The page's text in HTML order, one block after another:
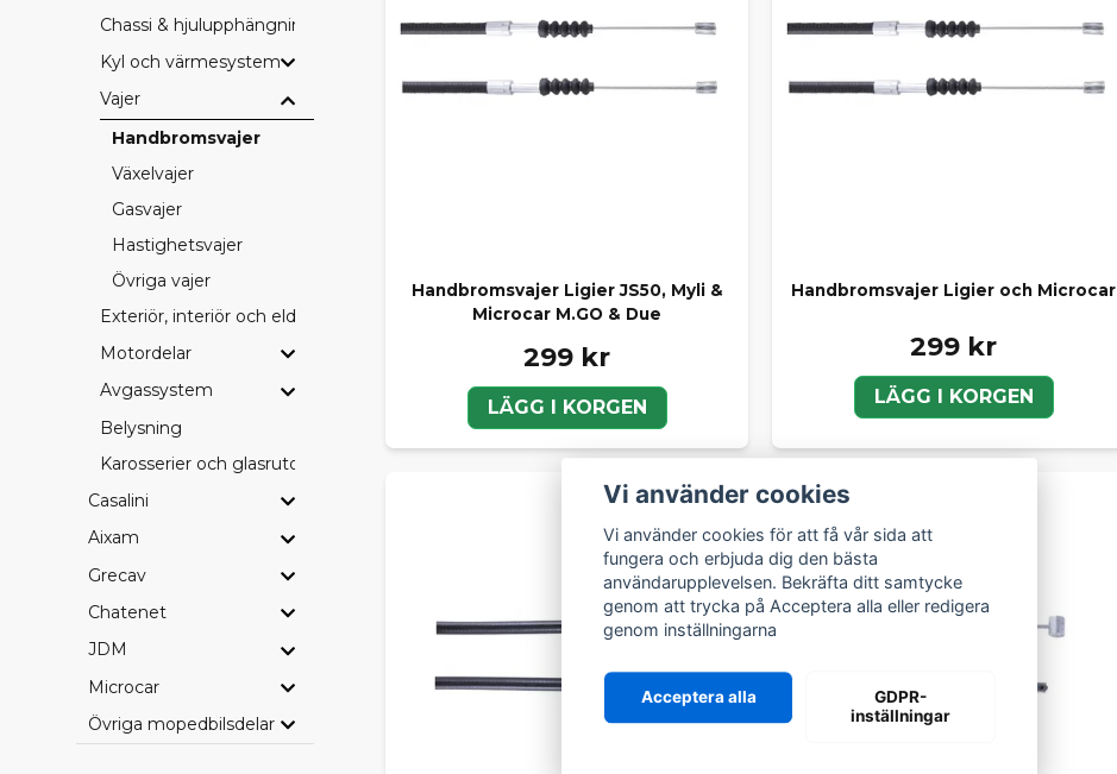
Chassi & hjulupphängning
Kyl och värmesystem
Vajer
Handbromsvajer
Växelvajer
Gasvajer
Hastighetsvajer
Övriga vajer
Exteriör, interiör och eldetaljer
Motordelar
Avgassystem
Belysning
Karosserier och glasrutor
Casalini
Aixam
Grecav
Chatenet
JDM
Microcar
Övriga mopedbilsdelar
Handbromsvajer Ligier JS50, Myli &
Microcar M.GO & Due
299 kr
LÄGG I KORGEN
Handbromsvajer Ligier och Microcar
299 kr
LÄGG I KORGEN
Vi använder cookies
Vi använder cookies för att få vår sida att
fungera och erbjuda dig den bästa
användarupplevelsen. Bekräfta ditt samtycke
genom att trycka på Acceptera alla eller redigera
genom inställningarna
Acceptera alla
GDPR-
inställningar